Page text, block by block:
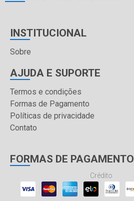
INSTITUCIONAL
Sobre
AJUDA E SUPORTE
Termos e condições
Formas de Pagamento
Políticas de privacidade
Contato
FORMAS DE PAGAMENTO
Crédito